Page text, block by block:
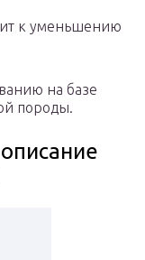
к уменьшению
на базе
породы.